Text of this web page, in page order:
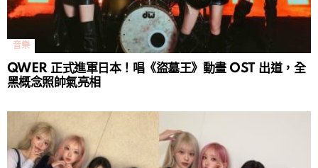
音樂
QWER 正式進軍日本！唱《盜墓王》動畫 OST 出道，全
黑概念照帥氣亮相